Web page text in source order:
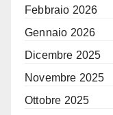
Febbraio 2026
Gennaio 2026
Dicembre 2025
Novembre 2025
Ottobre 2025